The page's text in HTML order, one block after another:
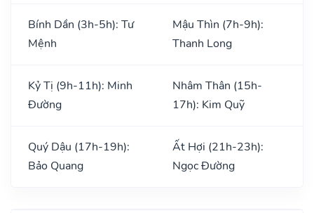
Bính Dần (3h-5h): Tư
Mệnh
Mậu Thìn (7h-9h):
Thanh Long
Kỷ Tị (9h-11h): Minh
Đường
Nhâm Thân (15h-
17h): Kim Quỹ
Quý Dậu (17h-19h):
Bảo Quang
Ất Hợi (21h-23h):
Ngọc Đường